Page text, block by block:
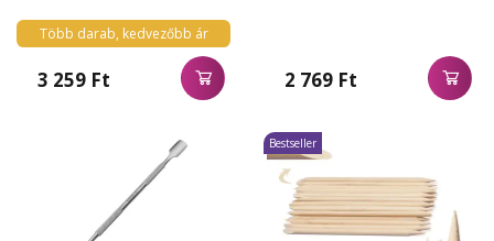
Több darab, kedvezőbb ár
3 259 Ft 2 769 Ft
Bestseller